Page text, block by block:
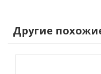
Другие